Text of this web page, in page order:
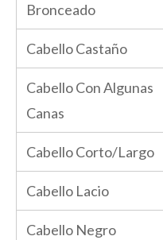
Bronceado
Cabello Castaño
Cabello Con Algunas
Canas
Cabello Corto/Largo
Cabello Lacio
Cabello Negro